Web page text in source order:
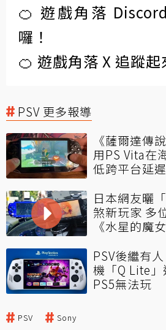
🍊 遊戲角落
囉！
🍊 遊戲角落 X 追蹤起
PSV 更多報導
《薩爾達傳
用PS Vita在
低跨平台延遲
日本網友曬
煞新玩家 多
《水星的魔女
PSV後繼有
機「Q Lite」
PS5無法玩
PSV Sony